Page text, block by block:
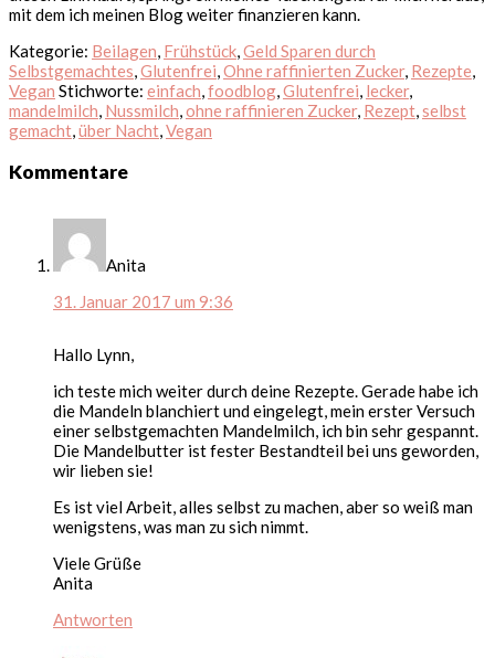
mit dem ich meinen Blog weiter finanzieren kann.
Kategorie: Beilagen, Frühstück,Geld Sparen durch
Selbstgemachtes,Glutenfrei,Ohne raffinierten Zucker, Rezepte,
Vegan Stichworte: einfach,foodblog,Glutenfrei, lecker,
mandelmilch, Nussmilch,ohne raffinieren Zucker, Rezept,selbst
gemacht,über Nacht,Vegan
Leser-
Kommentare
Anita
31. Januar 2017 um 9:36
Hallo Lynn,
ich teste mich weiter durch deine Rezepte. Gerade habe ich
die Mandeln blanchiert und eingelegt, mein erster Versuch
einer selbstgemachten Mandelmilch, ich bin sehr gespannt.
Die Mandelbutter ist fester Bestandteil bei uns geworden,
wir lieben sie!
Es ist viel Arbeit, alles selbst zu machen, aber so weiß man
wenigstens, was man zu sich nimmt.
Viele Grüße
Anita
Antworten